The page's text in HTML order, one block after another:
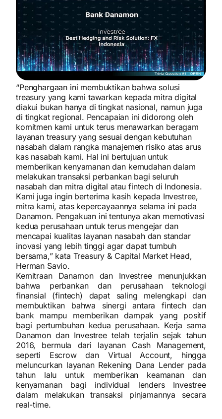
“Penghargaan ini membuktikan bahwa solusi
treasury yang kami tawarkan kepada mitra digital
diakui bukan hanya di tingkat nasional, namun juga
di tingkat regional. Pencapaian ini didorong oleh
komitmen kami untuk terus menawarkan beragam
layanan treasury yang sesuai dengan kebutuhan
nasabah dalam rangka manajemen risiko atas arus
kas nasabah kami. Hal ini bertujuan untuk
memberikan kenyamanan dan kemudahan dalam
melakukan transaksi perbankan bagi seluruh
nasabah dan mitra digital atau fintech di Indonesia.
Kami juga ingin berterima kasih kepada Investree,
mitra kami, atas kepercayaannya selama ini pada
Danamon. Pengakuan ini tentunya akan memotivasi
kedua perusahaan untuk terus mengejar dan
mencapai kualitas layanan nasabah dan standar
inovasi yang lebih tinggi agar dapat tumbuh
bersama,” kata Treasury & Capital Market Head,
Herman Savio.
Kemitraan Danamon dan Investree menunjukkan
bahwa perbankan dan perusahaan teknologi
finansial (fintech) dapat saling melengkapi dan
membuktikan bahwa sinergi antara fintech dan
bank mampu memberikan dampak yang positif
bagi pertumbuhan kedua perusahaan. Kerja sama
Danamon dan Investree telah terjalin sejak tahun
2016, bermula dari layanan Cash Management,
seperti Escrow dan Virtual Account, hingga
meluncurkan layanan Rekening Dana Lender pada
tahun lalu untuk memberikan keamanan dan
kenyamanan bagi individual lenders Investree
dalam melakukan transaksi pinjamannya secara
real-time.